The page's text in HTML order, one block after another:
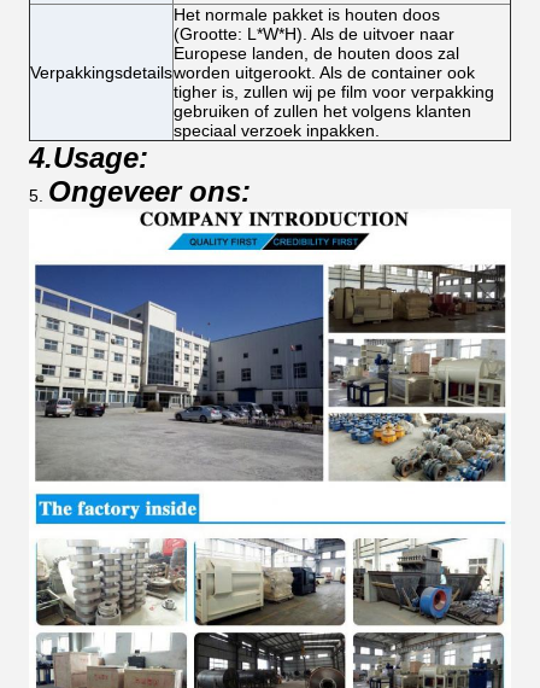
Verpakkingsdetails
Het normale pakket is houten doos
(Grootte: L*W*H). Als de uitvoer naar
Europese landen, de houten doos zal
worden uitgerookt. Als de container ook
tigher is, zullen wij pe film voor verpakking
gebruiken of zullen het volgens klanten
speciaal verzoek inpakken.
4.Usage:
5. Ongeveer ons: